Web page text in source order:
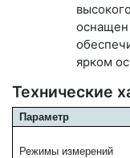
оснащен
ярком
Технические
Параметр
Режимы измерений